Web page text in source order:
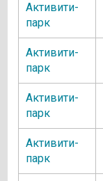
Активити-
парк
Активити-
парк
Активити-
парк
Активити-
парк